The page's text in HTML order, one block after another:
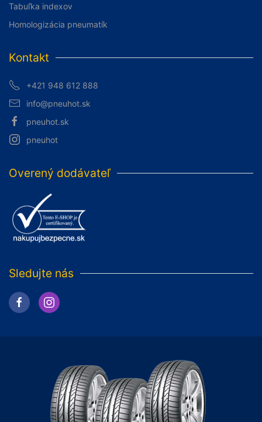
Tabuľka indexov
Homologizácia pneumatík
Kontakt
+421 948 612 888
info@pneuhot.sk
pneuhot.sk
pneuhot
Overený dodávateľ
Sledujte nás